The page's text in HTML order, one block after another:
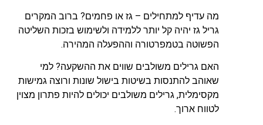
מה עדיף למתחילים – גז או פחמים? ברוב המקרים
גריל גז יהיה קל יותר ללמידה ולשימוש בזכות השליטה
הפשוטה בטמפרטורה וההפעלה המהירה.
האם גרילים משולבים שווים את ההשקעה? למי
שאוהב להתנסות בשיטות בישול שונות ורוצה גמישות
מקסימלית, גרילים משולבים יכולים להיות פתרון מצוין
לטווח ארוך.